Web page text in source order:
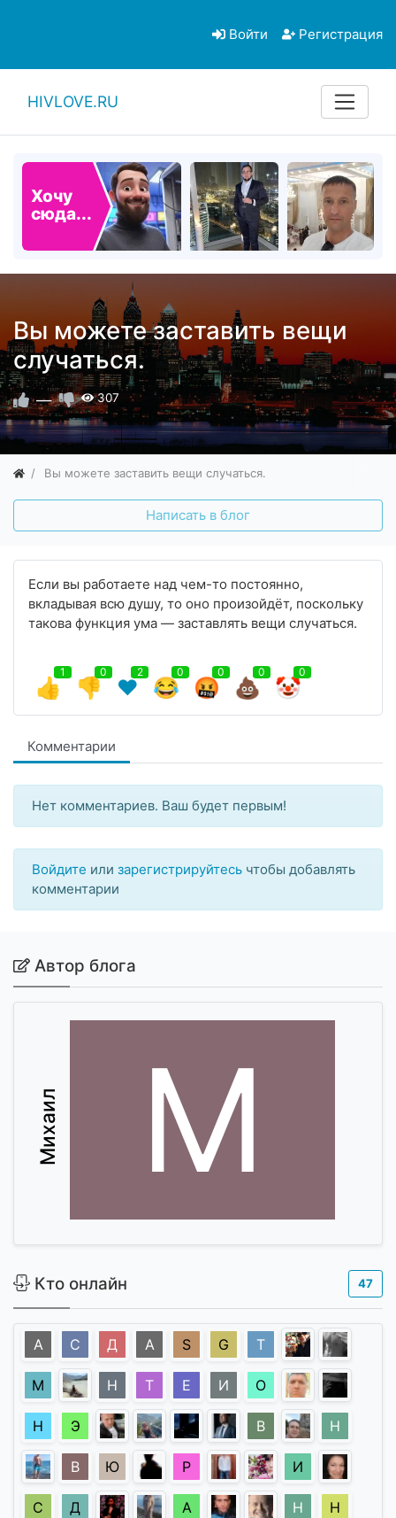
Войти Регистрация
HIVLOVE.RU
Хочу
сюда...
Вы можете заставить вещи
случаться.
— 307
Вы можете заставить вещи случаться.
Если вы работаете над чем-то постоянно,
вкладывая всю душу, то оно произойдёт, поскольку
такова функция ума — заставлять вещи случаться.
👍
1
👎
0
❤️
2
😂
0
🤬
0
💩
0
🤡
0
Комментарии
Нет комментариев. Ваш будет первым!
Войдите или зарегистрируйтесь чтобы добавлять
комментарии
Автор блога
Михаил М
Кто онлайн 47
А С Д A S G Т
М Н Т Е И О
Н Э В Н
В Ю Р И
С Д А Н Н
Написать в блог